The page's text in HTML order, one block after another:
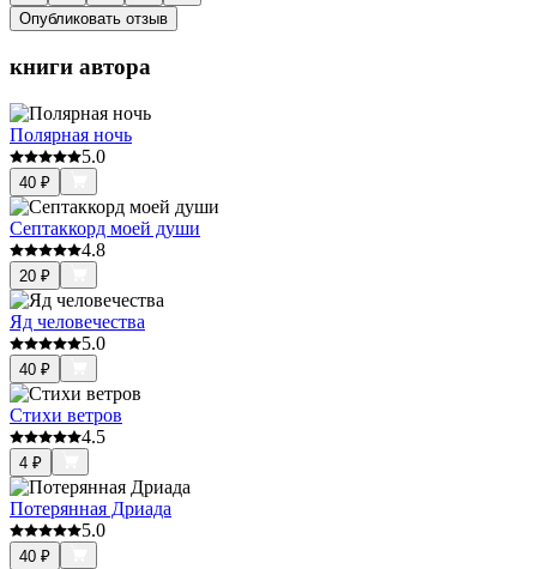
Опубликовать отзыв
книги автора
Полярная ночь
5.0
40 ₽
Септаккорд моей души
4.8
20 ₽
Яд человечества
5.0
40 ₽
Стихи ветров
4.5
4 ₽
Потерянная Дриада
5.0
40 ₽